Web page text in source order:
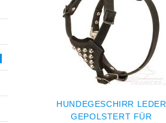
HUNDEGESCHIRR LEDER
GEPOLSTERT FÜR